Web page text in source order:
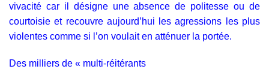
vivacité car il désigne une absence de politesse ou de
courtoisie et recouvre aujourd’hui les agressions les plus
violentes comme si l’on voulait en atténuer la portée.
Des milliers de « multi-réitérants